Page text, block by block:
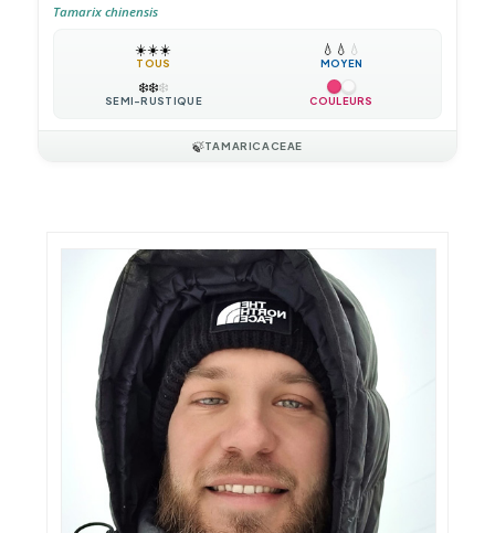
Tamarix chinensis
☀️☀️☀️
TOUS
💧 💧 💧
MOYEN
❄️❄️❄️
SEMI-RUSTIQUE COULEURS
🍃TAMARICACEAE